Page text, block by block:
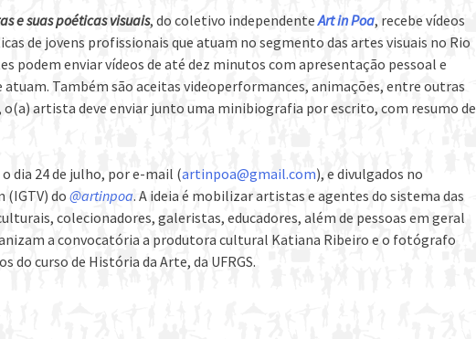
e suas poéticas visuais, do coletivo independenteArt in Poa, recebe vídeos
de jovens profissionais que atuam no segmento das artes visuais no Rio
podem enviar vídeos de até dez minutos com apresentação pessoal e
atuam. Também são aceitas videoperformances, animações, entre outras
o(a) artista deve enviar junto uma minibiografia por escrito, com resumo de
dia 24 de julho, por e-mail (artinpoa@gmail.com), e divulgados no
(IGTV) do @artinpoa. A ideia é mobilizar artistas e agentes do sistema das
colecionadores, galeristas, educadores, além de pessoas em geral
a convocatória a produtora cultural Katiana Ribeiro e o fotógrafo
do curso de História da Arte, da UFRGS.